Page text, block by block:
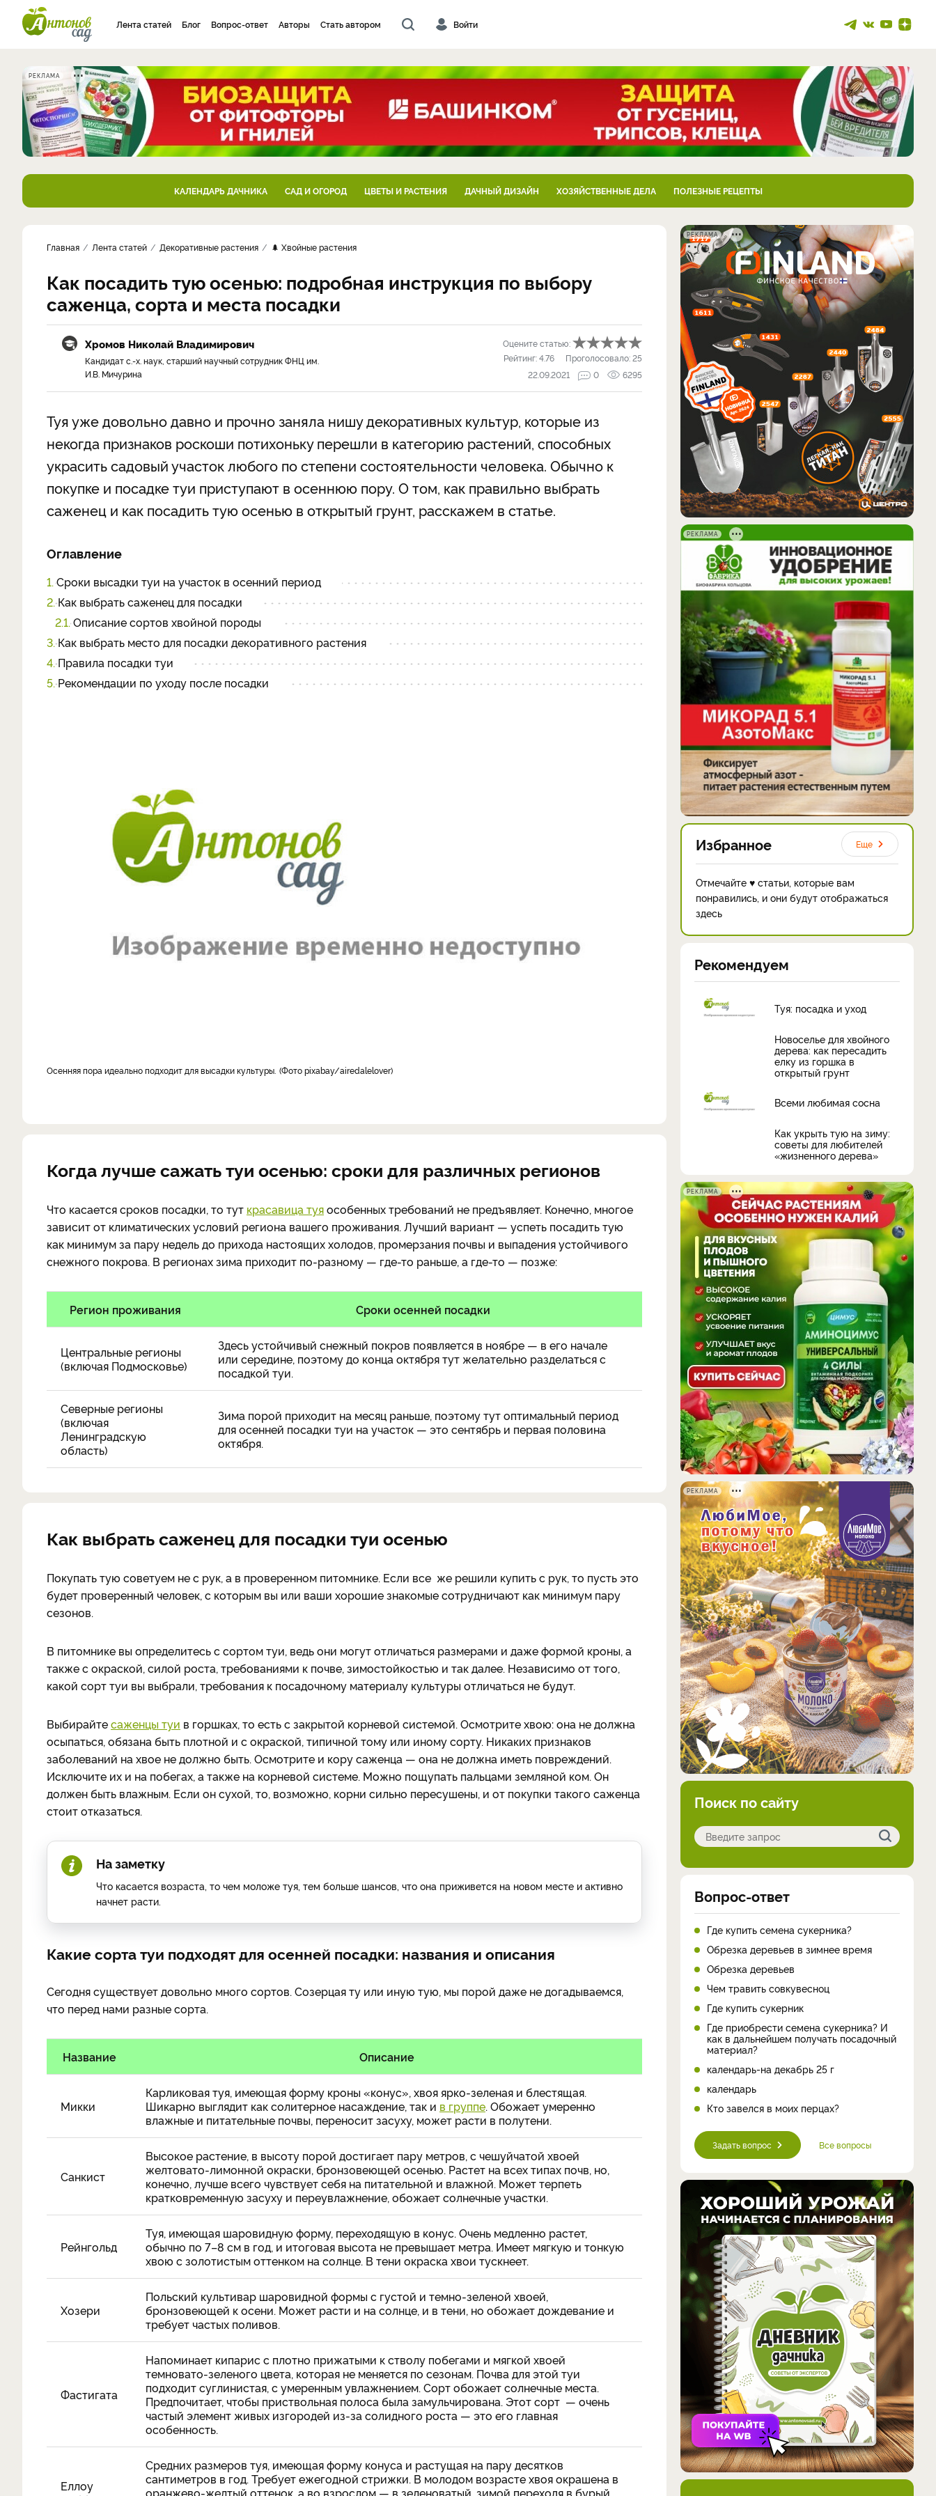
Лента статей Блог Вопрос-ответ Авторы Стать автором Войти
РЕКЛАМА
КАЛЕНДАРЬ ДАЧНИКА САД И ОГОРОД ЦВЕТЫ И РАСТЕНИЯ ДАЧНЫЙ ДИЗАЙН ХОЗЯЙСТВЕННЫЕ ДЕЛА ПОЛЕЗНЫЕ РЕЦЕПТЫ
Главная Лента статей Декоративные растения 🌲 Хвойные растения
Как посадить тую осенью: подробная инструкция по выбору
саженца, сорта и места посадки
Хромов Николай Владимирович
Кандидат с.-х. наук, старший научный сотрудник ФНЦ им.
И.В. Мичурина
Оцените статью:
Рейтинг:4.76 Проголосовало:25
22.09.2021
0 6295
Туя уже довольно давно и прочно заняла нишу декоративных культур, которые из
некогда признаков роскоши потихоньку перешли в категорию растений, способных
украсить садовый участок любого по степени состоятельности человека. Обычно к
покупке и посадке туи приступают в осеннюю пору. О том, как правильно выбрать
саженец и как посадить тую осенью в открытый грунт, расскажем в статье.
Оглавление
1. Сроки высадки туи на участок в осенний период
2. Как выбрать саженец для посадки
2.1. Описание сортов хвойной породы
3. Как выбрать место для посадки декоративного растения
4. Правила посадки туи
5. Рекомендации по уходу после посадки
Осенняя пора идеально подходит для высадки культуры. Фото pixabay/airedalelover
Когда лучше сажать туи осенью: сроки для различных регионов
Что касается сроков посадки, то тут красавица туяособенных требований не предъявляет. Конечно, многое
зависит от климатических условий региона вашего проживания. Лучший вариант — успеть посадить тую
как минимум за пару недель до прихода настоящих холодов, промерзания почвы и выпадения устойчивого
снежного покрова. В регионах зима приходит по-разному — где-то раньше, а где-то — позже:
Регион проживания Сроки осенней посадки
Центральные регионы
(включая Подмосковье)
Здесь устойчивый снежный покров появляется в ноябре — в его начале
или середине, поэтому до конца октября тут желательно разделаться с
посадкой туи.
Северные регионы
(включая
Ленинградскую
область)
Зима порой приходит на месяц раньше, поэтому тут оптимальный период
для осенней посадки туи на участок — это сентябрь и первая половина
октября.
Как выбрать саженец для посадки туи осенью
Покупать тую советуем не с рук, а в проверенном питомнике. Если все же решили купить с рук, то пусть это
будет проверенный человек, с которым вы или ваши хорошие знакомые сотрудничают как минимум пару
сезонов.
В питомнике вы определитесь с сортом туи, ведь они могут отличаться размерами и даже формой кроны, а
также с окраской, силой роста, требованиями к почве, зимостойкостью и так далее. Независимо от того,
какой сорт туи вы выбрали, требования к посадочному материалу культуры отличаться не будут.
Выбирайтесаженцы туи в горшках, то есть с закрытой корневой системой. Осмотрите хвою: она не должна
осыпаться, обязана быть плотной и с окраской, типичной тому или иному сорту. Никаких признаков
заболеваний на хвое не должно быть. Осмотрите и кору саженца — она не должна иметь повреждений.
Исключите их и на побегах, а также на корневой системе. Можно пощупать пальцами земляной ком. Он
должен быть влажным. Если он сухой, то, возможно, корни сильно пересушены, и от покупки такого саженца
стоит отказаться.
На заметку
Что касается возраста, то чем моложе туя, тем больше шансов, что она приживется на новом месте и активно
начнет расти.
Какие сорта туи подходят для осенней посадки: названия и описания
Сегодня существует довольно много сортов. Созерцая ту или иную тую, мы порой даже не догадываемся,
что перед нами разные сорта.
Название Описание
Микки
Карликовая туя, имеющая форму кроны «конус», хвоя ярко-зеленая и блестящая.
Шикарно выглядит как солитерное насаждение, так и в группе. Обожает умеренно
влажные и питательные почвы, переносит засуху, может расти в полутени.
Санкист
Высокое растение, в высоту порой достигает пару метров, с чешуйчатой хвоей
желтовато-лимонной окраски, бронзовеющей осенью. Растет на всех типах почв, но,
конечно, лучше всего чувствует себя на питательной и влажной. Может терпеть
кратковременную засуху и переувлажнение, обожает солнечные участки.
Рейнгольд
Туя, имеющая шаровидную форму, переходящую в конус. Очень медленно растет,
обычно по 7–8 см в год, и итоговая высота не превышает метра. Имеет мягкую и тонкую
хвою с золотистым оттенком на солнце. В тени окраска хвои тускнеет.
Хозери
Польский культивар шаровидной формы с густой и темно-зеленой хвоей,
бронзовеющей к осени. Может расти и на солнце, и в тени, но обожает дождевание и
требует частых поливов.
Фастигата
Напоминает кипарис с плотно прижатыми к стволу побегами и мягкой хвоей
темновато-зеленого цвета, которая не меняется по сезонам. Почва для этой туи
подходит суглинистая, с умеренным увлажнением. Сорт обожает солнечные места.
Предпочитает, чтобы приствольная полоса была замульчирована. Этот сорт — очень
частый элемент живых изгородей из-за солидного роста — это его главная
особенность.
Еллоу
Средних размеров туя, имеющая форму конуса и растущая на пару десятков
сантиметров в год. Требует ежегодной стрижки. В молодом возрасте хвоя окрашена в
оранжево-желтый оттенок, а во взрослом — в зеленоватый, зимой переходя в бурый.
РЕКЛАМА
РЕКЛАМА
Избранное Еще
Отмечайте ♥ статьи, которые вам
понравились, и они будут отображаться
здесь
Рекомендуем
Туя: посадка и уход
Новоселье для хвойного
дерева: как пересадить
елку из горшка в
открытый грунт
Всеми любимая сосна
Как укрыть тую на зиму:
советы для любителей
«жизненного дерева»
РЕКЛАМА
РЕКЛАМА
Поиск по сайту
Вопрос-ответ
Где купить семена сукерника?
Обрезка деревьев в зимнее время
Обрезка деревьев
Чем травить совкувесноц
Где купить сукерник
Где приобрести семена сукерника? И
как в дальнейшем получать посадочный
материал?
календарь-на декабрь 25 г
календарь
Кто завелся в моих перцах?
Задать вопрос Все вопросы